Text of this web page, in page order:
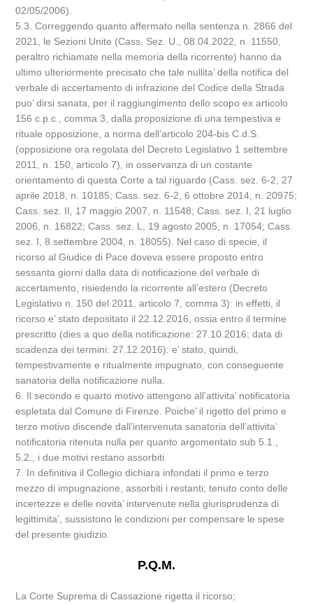
02/05/2006).
5.3. Correggendo quanto affermato nella sentenza n. 2866 del
2021, le Sezioni Unite (Cass. Sez. U., 08.04.2022, n. 11550,
peraltro richiamate nella memoria della ricorrente) hanno da
ultimo ulteriormente precisato che tale nullita’ della notifica del
verbale di accertamento di infrazione del Codice della Strada
puo’ dirsi sanata, per il raggiungimento dello scopo ex articolo
156 c.p.c., comma 3, dalla proposizione di una tempestiva e
rituale opposizione, a norma dell’articolo 204-bis C.d.S.
(opposizione ora regolata del Decreto Legislativo 1 settembre
2011, n. 150, articolo 7), in osservanza di un costante
orientamento di questa Corte a tal riguardo (Cass. sez. 6-2, 27
aprile 2018, n. 10185; Cass. sez. 6-2, 6 ottobre 2014, n. 20975;
Cass. sez. II, 17 maggio 2007, n. 11548; Cass. sez. I, 21 luglio
2006, n. 16822; Cass. sez. L, 19 agosto 2005, n. 17054; Cass.
sez. I, 8 settembre 2004, n. 18055). Nel caso di specie, il
ricorso al Giudice di Pace doveva essere proposto entro
sessanta giorni dalla data di notificazione del verbale di
accertamento, risiedendo la ricorrente all’estero (Decreto
Legislativo n. 150 del 2011, articolo 7, comma 3): in effetti, il
ricorso e’ stato depositato il 22.12.2016, ossia entro il termine
prescritto (dies a quo della notificazione: 27.10.2016; data di
scadenza dei termini: 27.12.2016): e’ stato, quindi,
tempestivamente e ritualmente impugnato, con conseguente
sanatoria della notificazione nulla.
6. Il secondo e quarto motivo attengono all’attivita’ notificatoria
espletata dal Comune di Firenze. Poiche’ il rigetto del primo e
terzo motivo discende dall’intervenuta sanatoria dell’attivita’
notificatoria ritenuta nulla per quanto argomentato sub 5.1.,
5.2., i due motivi restano assorbiti.
7. In definitiva il Collegio dichiara infondati il primo e terzo
mezzo di impugnazione, assorbiti i restanti; tenuto conto delle
incertezze e delle novita’ intervenute nella giurisprudenza di
legittimita’, sussistono le condizioni per compensare le spese
del presente giudizio.
P.Q.M.
La Corte Suprema di Cassazione rigetta il ricorso;